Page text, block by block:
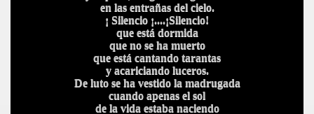
en las entrañas del cielo.
¡ Silencio ¡....¡Silencio!
que está dormida
que no se ha muerto
que está cantando tarantas
y acariciando luceros.
De luto se ha vestido la madrugada
cuando apenas el sol
de la vida estaba naciendo